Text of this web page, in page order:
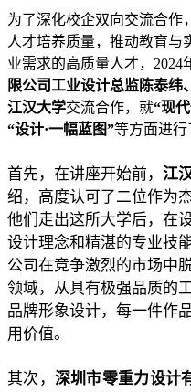
为了深化校企双向交流合作
人才培养质量，推动教育与
业需求的高质量人才，2024
限公司工业设计总监陈泰纬
江汉大学交流合作，就“现
“设计·一幅蓝图”等方面进行
首先，在讲座开始前， 江
绍，高度认可了二位作为
他们走出这所大学后，在
设计理念和精湛的专业技
公司在竞争激烈的市场中
领域，从具有极强品质的
品牌形象设计，每一件作
用价值。
其次， 深圳市零重力设计